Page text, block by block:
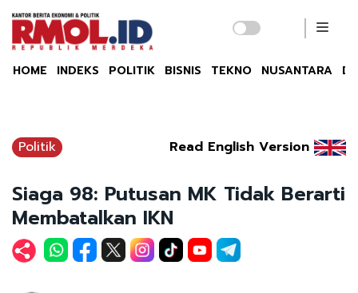
HOME INDEKS POLITIK BISNIS TEKNO NUSANTARA
Politik Read English Version
Siaga 98: Putusan MK Tidak Berarti
Membatalkan IKN